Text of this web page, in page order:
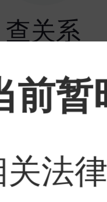
查关系
前暂
法